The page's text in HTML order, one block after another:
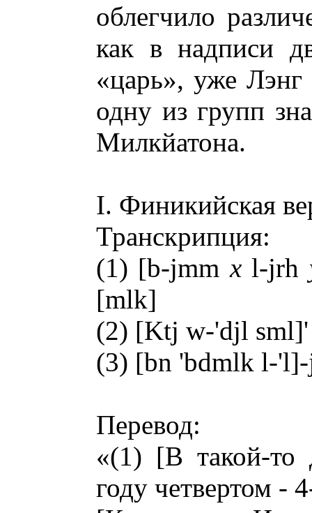
облегчило
как в надписи
«царь», уже Лэнг
одну из групп
Милкйатона.
I. Финикийская
Транскрипция:
(1) [b-jmmxl-jrh
[mlk]
(2) [Ktj w-'djl
(3) [bn 'bdmlk l-
Перевод:
«(1) [В такой-то
году четвертом -